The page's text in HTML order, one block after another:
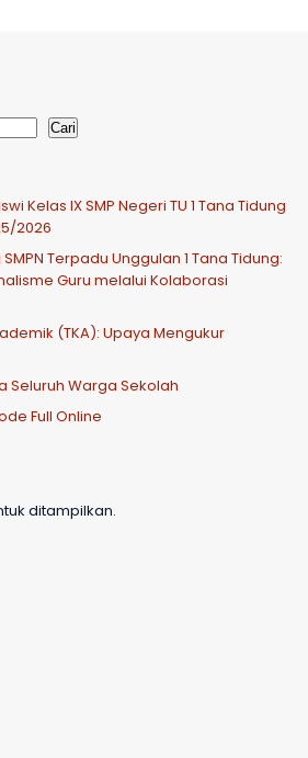
Cari
Kelas IX SMP Negeri TU 1 Tana Tidung
2026
Terpadu Unggulan 1 Tana Tidung:
Guru melalui Kolaborasi
(TKA): Upaya Mengukur
Seluruh Warga Sekolah
Full Online
ditampilkan.